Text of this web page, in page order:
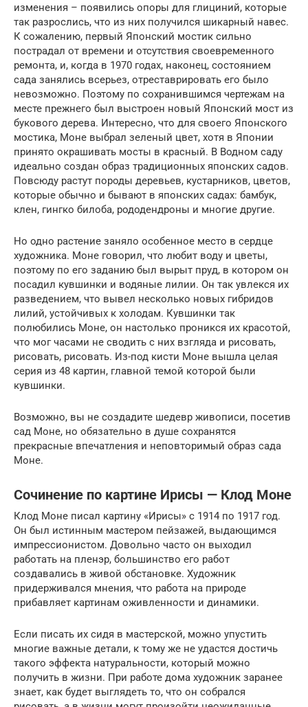
изменения – появились опоры для глициний, которые
так разрослись, что из них получился шикарный навес.
К сожалению, первый Японский мостик сильно
пострадал от времени и отсутствия своевременного
ремонта, и, когда в 1970 годах, наконец, состоянием
сада занялись всерьез, отреставрировать его было
невозможно. Поэтому по сохранившимся чертежам на
месте прежнего был выстроен новый Японский мост из
букового дерева. Интересно, что для своего Японского
мостика, Моне выбрал зеленый цвет, хотя в Японии
принято окрашивать мосты в красный. В Водном саду
идеально создан образ традиционных японских садов.
Повсюду растут породы деревьев, кустарников, цветов,
которые обычно и бывают в японских садах: бамбук,
клен, гингко билоба, рододендроны и многие другие.
Но одно растение заняло особенное место в сердце
художника. Моне говорил, что любит воду и цветы,
поэтому по его заданию был вырыт пруд, в котором он
посадил кувшинки и водяные лилии. Он так увлекся их
разведением, что вывел несколько новых гибридов
лилий, устойчивых к холодам. Кувшинки так
полюбились Моне, он настолько проникся их красотой,
что мог часами не сводить с них взгляда и рисовать,
рисовать, рисовать. Из-под кисти Моне вышла целая
серия из 48 картин, главной темой которой были
кувшинки.
Возможно, вы не создадите шедевр живописи, посетив
сад Моне, но обязательно в душе сохранятся
прекрасные впечатления и неповторимый образ сада
Моне.
Сочинение по картине Ирисы — Клод Моне
Клод Моне писал картину «Ирисы» с 1914 по 1917 год.
Он был истинным мастером пейзажей, выдающимся
импрессионистом. Довольно часто он выходил
работать на пленэр, большинство его работ
создавались в живой обстановке. Художник
придерживался мнения, что работа на природе
прибавляет картинам оживленности и динамики.
Если писать их сидя в мастерской, можно упустить
многие важные детали, к тому же не удастся достичь
такого эффекта натуральности, который можно
получить в жизни. При работе дома художник заранее
знает, как будет выглядеть то, что он собрался